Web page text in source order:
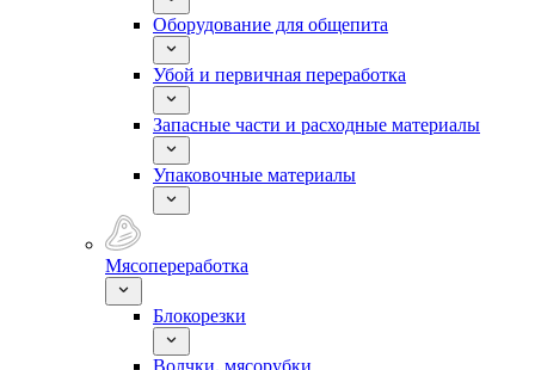
Оборудование для общепита
Убой и первичная переработка
Запасные части и расходные материалы
Упаковочные материалы
Мясопереработка
Блокорезки
Волчки, мясорубки